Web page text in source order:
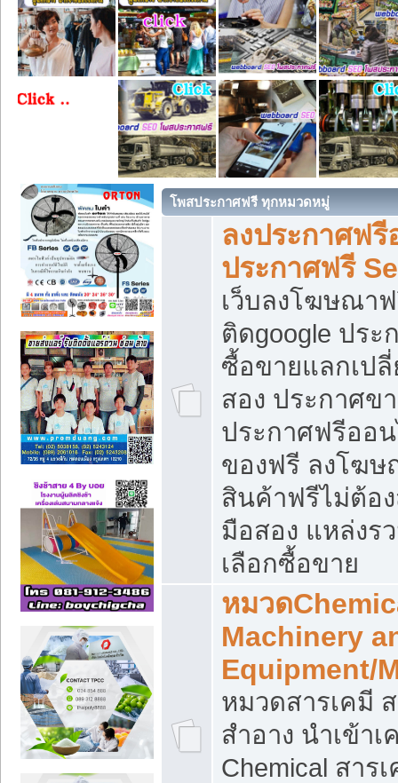
โพสประกาศฟรี ทุกหมวดหมู่
ลงประกาศฟ
ประกาศฟรี
เว็บลงโฆษณา
ติดgoogle ปร
ซื้อขายแลกเป
สอง ประกาศข
ประกาศฟรีออ
ของฟรี ลงโฆ
สินค้าฟรีไม่ต้อ
มือสอง แหล่งร
เลือกซื้อขาย
หมวด
Machinery
Equipment/
หมวดสารเคมี
สำอาง นำเข้
Chemical สาร